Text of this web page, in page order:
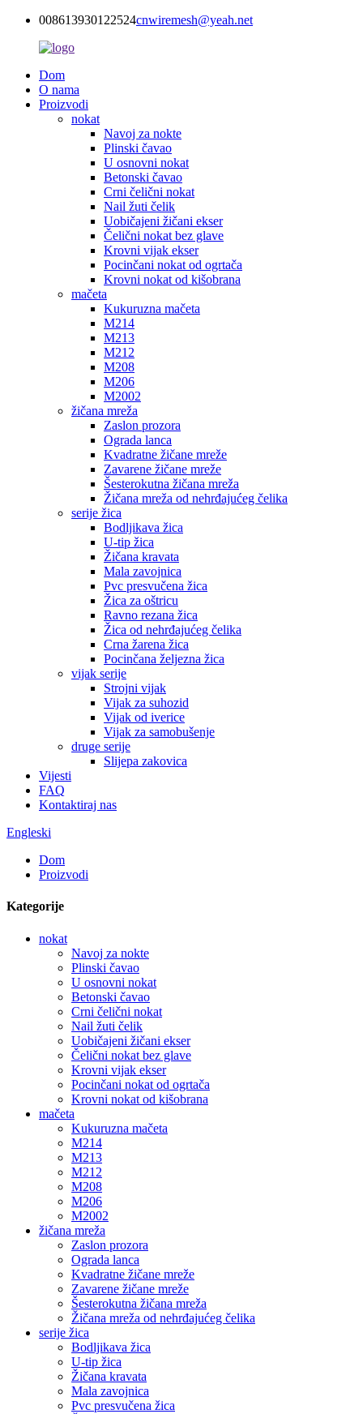
008613930122524cnwiremesh@yeah.net
Dom
O nama
Proizvodi
nokat
Navoj za nokte
Plinski čavao
U osnovni nokat
Betonski čavao
Crni čelični nokat
Nail žuti čelik
Uobičajeni žičani ekser
Čelični nokat bez glave
Krovni vijak ekser
Pocinčani nokat od ogrtača
Krovni nokat od kišobrana
mačeta
Kukuruzna mačeta
M214
M213
M212
M208
M206
M2002
žičana mreža
Zaslon prozora
Ograda lanca
Kvadratne žičane mreže
Zavarene žičane mreže
Šesterokutna žičana mreža
Žičana mreža od nehrđajućeg čelika
serije žica
Bodljikava žica
U-tip žica
Žičana kravata
Mala zavojnica
Pvc presvučena žica
Žica za oštricu
Ravno rezana žica
Žica od nehrđajućeg čelika
Crna žarena žica
Pocinčana željezna žica
vijak serije
Strojni vijak
Vijak za suhozid
Vijak od iverice
Vijak za samobušenje
druge serije
Slijepa zakovica
Vijesti
FAQ
Kontaktiraj nas
Engleski
Dom
Proizvodi
Kategorije
nokat
Navoj za nokte
Plinski čavao
U osnovni nokat
Betonski čavao
Crni čelični nokat
Nail žuti čelik
Uobičajeni žičani ekser
Čelični nokat bez glave
Krovni vijak ekser
Pocinčani nokat od ogrtača
Krovni nokat od kišobrana
mačeta
Kukuruzna mačeta
M214
M213
M212
M208
M206
M2002
žičana mreža
Zaslon prozora
Ograda lanca
Kvadratne žičane mreže
Zavarene žičane mreže
Šesterokutna žičana mreža
Žičana mreža od nehrđajućeg čelika
serije žica
Bodljikava žica
U-tip žica
Žičana kravata
Mala zavojnica
Pvc presvučena žica